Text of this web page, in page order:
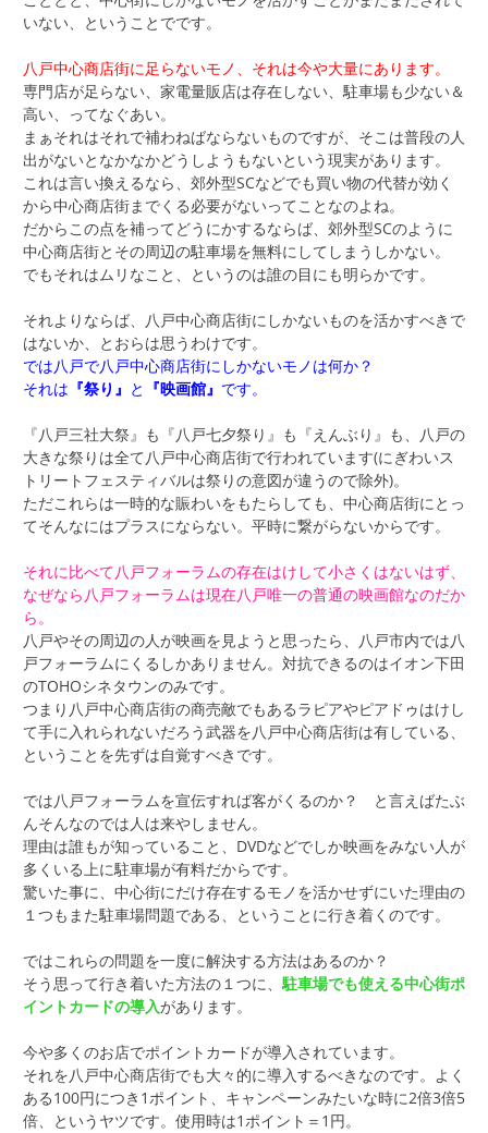
いない、ということでです。
八戸中心商店街に足らないモノ、それは今や大量にあります。
専門店が足らない、家電量販店は存在しない、駐車場も少ない＆
高い、ってなぐあい。
まぁそれはそれで補わねばならないものですが、そこは普段の人
出がないとなかなかどうしようもないという現実があります。
これは言い換えるなら、郊外型SCなどでも買い物の代替が効く
から中心商店街までくる必要がないってことなのよね。
だからこの点を補ってどうにかするならば、郊外型SCのように
中心商店街とその周辺の駐車場を無料にしてしまうしかない。
でもそれはムリなこと、というのは誰の目にも明らかです。
それよりならば、八戸中心商店街にしかないものを活かすべきで
はないか、とおらは思うわけです。
では八戸で八戸中心商店街にしかないモノは何か？
それは 『祭り』 と 『映画館』 です。
『八戸三社大祭』も『八戸七夕祭り』も『えんぶり』も、八戸の
大きな祭りは全て八戸中心商店街で行われています(にぎわいス
トリートフェスティバルは祭りの意図が違うので除外)。
ただこれらは一時的な賑わいをもたらしても、中心商店街にとっ
てそんなにはプラスにならない。平時に繋がらないからです。
それに比べて八戸フォーラムの存在はけして小さくはないはず、
なぜなら八戸フォーラムは現在八戸唯一の普通の映画館なのだか
ら。
八戸やその周辺の人が映画を見ようと思ったら、八戸市内では八
戸フォーラムにくるしかありません。対抗できるのはイオン下田
のTOHOシネタウンのみです。
つまり八戸中心商店街の商売敵でもあるラピアやピアドゥはけし
て手に入れられないだろう武器を八戸中心商店街は有している、
ということを先ずは自覚すべきです。
では八戸フォーラムを宣伝すれば客がくるのか？ と言えばたぶ
んそんなのでは人は来やしません。
理由は誰もが知っていること、DVDなどでしか映画をみない人が
多くいる上に駐車場が有料だからです。
驚いた事に、中心街にだけ存在するモノを活かせずにいた理由の
１つもまた駐車場問題である、ということに行き着くのです。
ではこれらの問題を一度に解決する方法はあるのか？
そう思って行き着いた方法の１つに、駐車場でも使える中心街ポ
イントカードの導入があります。
今や多くのお店でポイントカードが導入されています。
それを八戸中心商店街でも大々的に導入するべきなのです。よく
ある100円につき1ポイント、キャンペーンみたいな時に2倍3倍5
倍、というヤツです。使用時は1ポイント＝1円。